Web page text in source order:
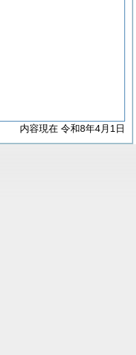
内容現在 令和8年4月1日